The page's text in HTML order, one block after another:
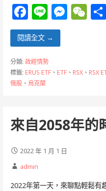
F
ac
e
b
o
o
Li
n
e
M
n
W
at
閱讀全文 →
分類: 政經情勢
標籤: ERUS ETF、 ETF、 RSX、 RSX
俄股、 烏克蘭
來自2058年的
2022 年 1 月 1 日
admin
2022年第一天，來聊點輕鬆有